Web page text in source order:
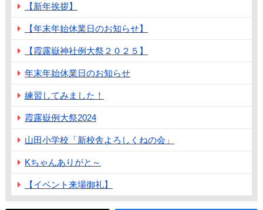
【新年挨拶】
【年末年始休業日のお知らせ】
【霞露嶽神社例大祭２０２５】
年末年始休業日のお知らせ
練習してみました！
霞露嶽例大祭2024
山田小学校「新校舎よろしくねの会」
Kちゃんありがと～
【イベント来場御礼】